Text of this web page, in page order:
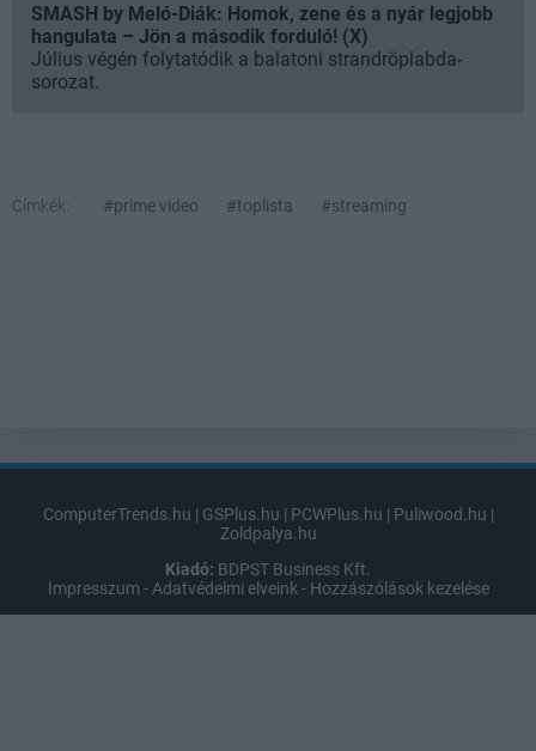
SMASH by Meló-Diák: Homok, zene és a nyár legjobb
hangulata – Jön a második forduló! (X)
Július végén folytatódik a balatoni strandröplabda-
sorozat.
Címkék: #prime video #toplista #streaming
ComputerTrends.hu | GSPlus.hu | PCWPlus.hu | Puliwood.hu |
Zoldpalya.hu
Kiadó: BDPST Business Kft.
Impresszum - Adatvédelmi elveink - Hozzászólások kezelése